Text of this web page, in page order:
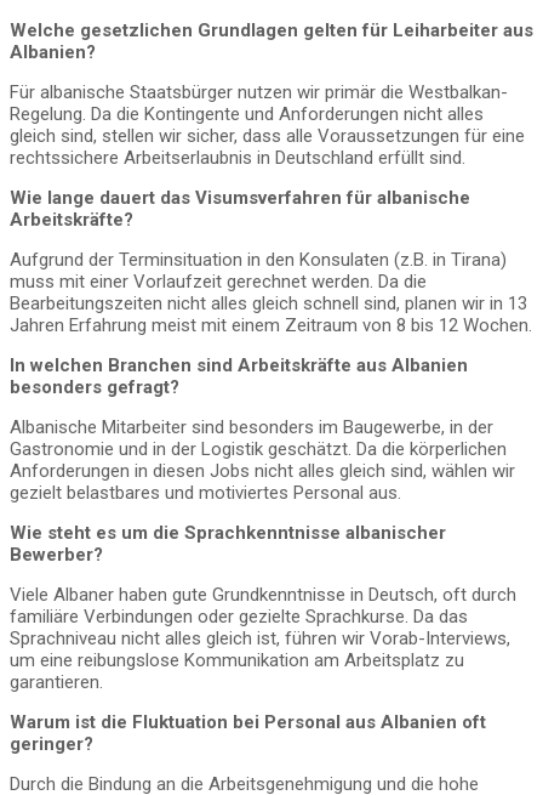
Welche gesetzlichen Grundlagen gelten für Leiharbeiter aus
Albanien?
Für albanische Staatsbürger nutzen wir primär die Westbalkan-
Regelung. Da die Kontingente und Anforderungen nicht alles
gleich sind, stellen wir sicher, dass alle Voraussetzungen für eine
rechtssichere Arbeitserlaubnis in Deutschland erfüllt sind.
Wie lange dauert das Visumsverfahren für albanische
Arbeitskräfte?
Aufgrund der Terminsituation in den Konsulaten (z.B. in Tirana)
muss mit einer Vorlaufzeit gerechnet werden. Da die
Bearbeitungszeiten nicht alles gleich schnell sind, planen wir in 13
Jahren Erfahrung meist mit einem Zeitraum von 8 bis 12 Wochen.
In welchen Branchen sind Arbeitskräfte aus Albanien
besonders gefragt?
Albanische Mitarbeiter sind besonders im Baugewerbe, in der
Gastronomie und in der Logistik geschätzt. Da die körperlichen
Anforderungen in diesen Jobs nicht alles gleich sind, wählen wir
gezielt belastbares und motiviertes Personal aus.
Wie steht es um die Sprachkenntnisse albanischer
Bewerber?
Viele Albaner haben gute Grundkenntnisse in Deutsch, oft durch
familiäre Verbindungen oder gezielte Sprachkurse. Da das
Sprachniveau nicht alles gleich ist, führen wir Vorab-Interviews,
um eine reibungslose Kommunikation am Arbeitsplatz zu
garantieren.
Warum ist die Fluktuation bei Personal aus Albanien oft
geringer?
Durch die Bindung an die Arbeitsgenehmigung und die hohe